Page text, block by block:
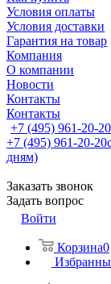
Условия оплаты
Условия доставки
Гарантия на товар
Компания
О компании
Новости
Контакты
Контакты
+7 (495) 961-20-20
+7 (495) 961-20-20
дням)
Заказать звонок
Задать вопрос
Войти
Корзина0